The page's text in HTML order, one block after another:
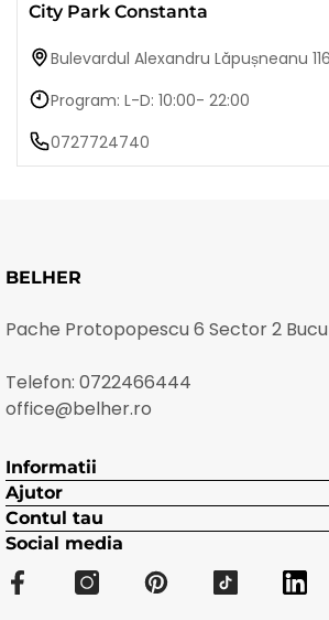
City Park Constanta
Bulevardul Alexandru Lăpușneanu
Program: L-D: 10:00- 22:00
0727724740
BELHER
Pache Protopopescu 6 Sector 2
Telefon: 0722466444
office@belher.ro
Informatii
Ajutor
Contul tau
Social media